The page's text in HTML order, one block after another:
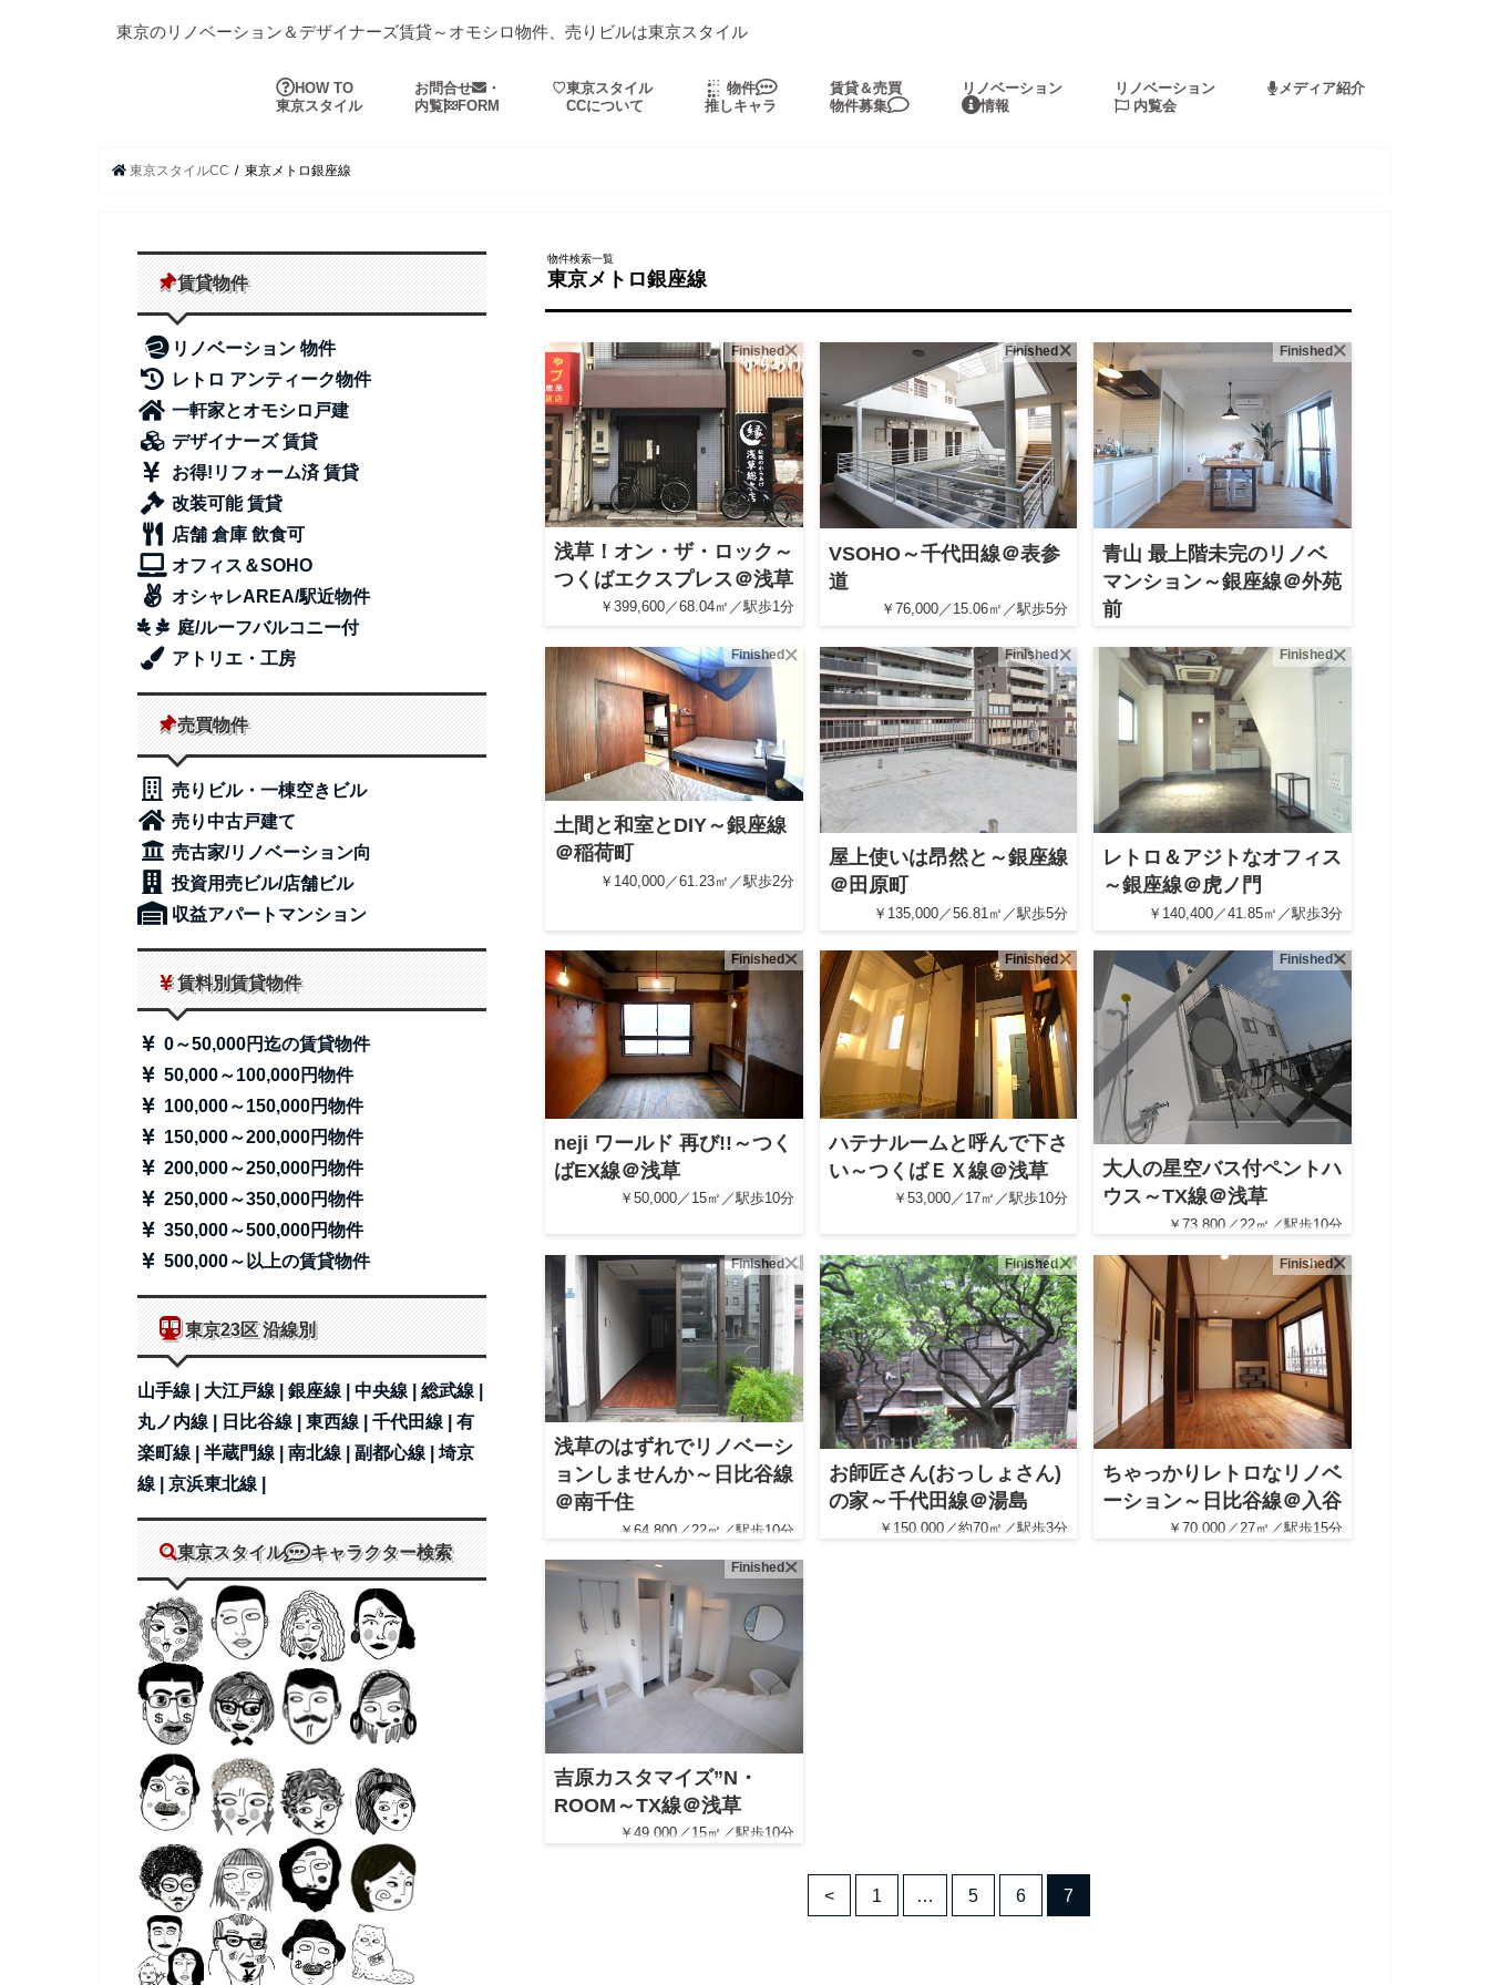
東京のリノベーション＆デザイナーズ賃貸～オモシロ物件、売りビルは東京スタイル
HOW TO
東京スタイル
お問合せ
・
内覧
FORM
♡東京スタイル
CCについて
物件
推しキャラ
賃貸＆売買
物件募集
リノベーション
情報
リノベーション
内覧会
メディア紹介
東京スタイルCC 東京メトロ銀座線
物件検索一覧
東京メトロ銀座線
Finished
浅草！オン・ザ・ロック～
つくばエクスプレス＠浅草
￥399,600／68.04㎡／駅歩1分
Finished
VSOHO～千代田線＠表参
道
￥76,000／15.06㎡／駅歩5分
Finished
青山 最上階未完のリノベ
マンション～銀座線＠外苑
前
Finished
土間と和室とDIY～銀座線
＠稲荷町
￥140,000／61.23㎡／駅歩2分
Finished
屋上使いは昂然と～銀座線
＠田原町
￥135,000／56.81㎡／駅歩5分
Finished
レトロ＆アジトなオフィス
～銀座線＠虎ノ門
￥140,400／41.85㎡／駅歩3分
Finished
neji ワールド 再び!!～つく
ばEX線＠浅草
￥50,000／15㎡／駅歩10分
Finished
ハテナルームと呼んで下さ
い～つくばＥＸ線＠浅草
￥53,000／17㎡／駅歩10分
Finished
大人の星空バス付ペントハ
ウス～TX線＠浅草
￥73,800／22㎡／駅歩10分
Finished
浅草のはずれでリノベーシ
ョンしませんか～日比谷線
＠南千住
￥64,800／22㎡／駅歩10分
Finished
お師匠さん(おっしょさん)
の家～千代田線＠湯島
￥150,000／約70㎡／駅歩3分
Finished
ちゃっかりレトロなリノベ
ーション～日比谷線＠入谷
￥70,000／27㎡／駅歩15分
Finished
吉原カスタマイズ”N・
ROOM～TX線＠浅草
￥49,000／15㎡／駅歩10分
< 1 … 5 6 7
賃貸物件
リノベーション 物件
レトロ アンティーク物件
一軒家とオモシロ戸建
デザイナーズ 賃貸
お得!リフォーム済 賃貸
改装可能 賃貸
店舗 倉庫 飲食可
オフィス＆SOHO
オシャレAREA/駅近物件
庭/ルーフバルコニー付
アトリエ・工房
売買物件
売りビル・一棟空きビル
売り中古戸建て
売古家/リノベーション向
投資用売ビル/店舗ビル
収益アパートマンション
賃料別賃貸物件
0～50,000円迄の賃貸物件
50,000～100,000円物件
100,000～150,000円物件
150,000～200,000円物件
200,000～250,000円物件
250,000～350,000円物件
350,000～500,000円物件
500,000～以上の賃貸物件
東京23区 沿線別
山手線 | 大江戸線 | 銀座線 | 中央線 | 総武線 |
丸ノ内線 |
日比谷線 | 東西線 | 千代田線 | 有
楽町線 | 半蔵門線 | 南北線 | 副都心線 | 埼京
線 | 京浜東北線 |
東京スタイル キャラクター検索